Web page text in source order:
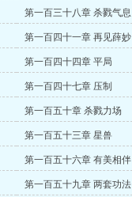
第一百三十八章 杀戮气息
第一百四十一章 再见薛妙
第一百四十四章 平局
第一百四十七章 压制
第一百五十章 杀戮力场
第一百五十三章 星兽
第一百五十六章 有美相伴
第一百五十九章 两套功法